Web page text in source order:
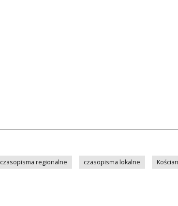
czasopisma regionalne czasopisma lokalne Kościan